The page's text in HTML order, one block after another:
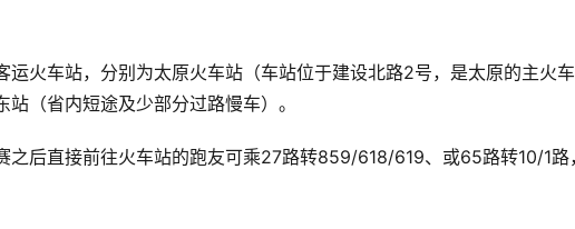
火车站，分别为太原火车站（车站位于建设北路2号，是太原的主火车
（省内短途及少部分过路慢车）。
之后直接前往火车站的跑友可乘27路转859/618/619、或65路转10/1路